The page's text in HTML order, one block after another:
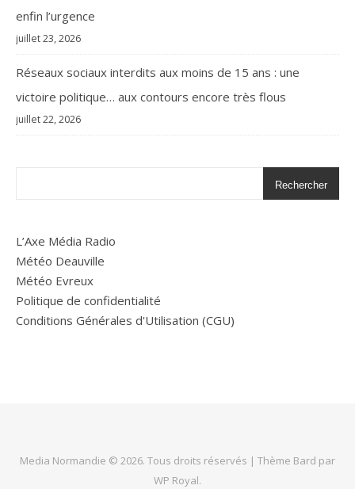
enfin l’urgence
juillet 23, 2026
Réseaux sociaux interdits aux moins de 15 ans : une
victoire politique… aux contours encore très flous
juillet 22, 2026
Rechercher
L’Axe Média Radio
Météo Deauville
Météo Evreux
Politique de confidentialité
Conditions Générales d'Utilisation (CGU)
Media Normandie © 2026. Tous droits réservés | Thème Bard par
WP Royal.